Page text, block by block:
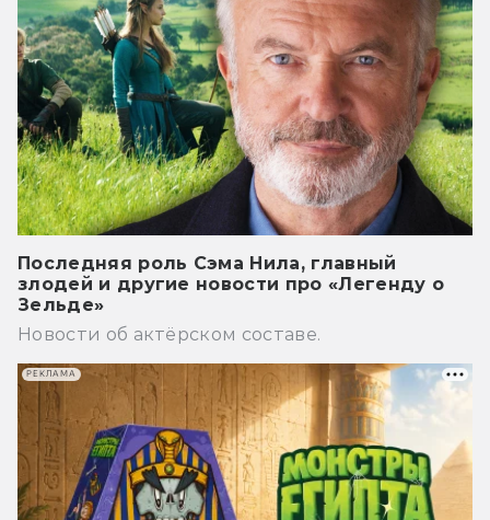
Последняя роль Сэма Нила, главный
злодей и другие новости про «Легенду о
Зельде»
Новости об актёрском составе.
РЕКЛАМА